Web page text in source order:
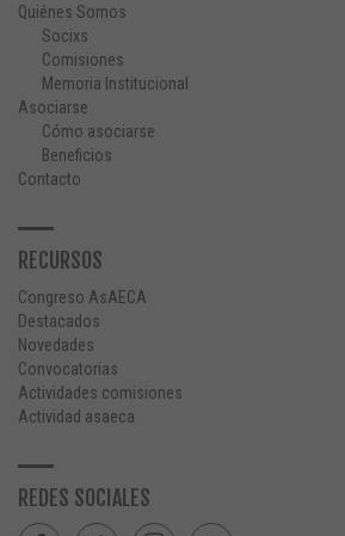
Quiénes Somos
Socixs
Comisiones
Memoria Institucional
Asociarse
Cómo asociarse
Beneficios
Contacto
RECURSOS
Congreso AsAECA
Destacados
Novedades
Convocatorias
Actividades comisiones
Actividad asaeca
REDES SOCIALES